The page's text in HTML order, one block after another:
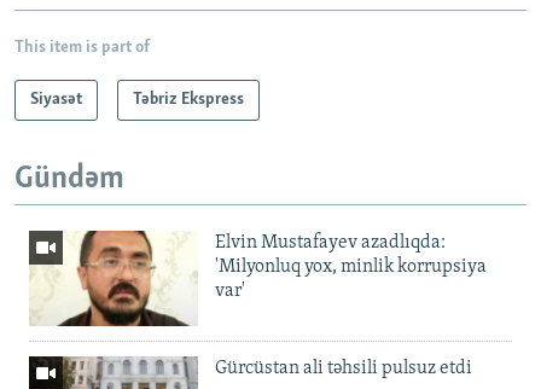
This item is part of
Siyasət Təbriz Ekspress
Gündəm
Elvin Mustafayev azadlıqda:
'Milyonluq yox, minlik korrupsiya
var'
Gürcüstan ali təhsili pulsuz etdi